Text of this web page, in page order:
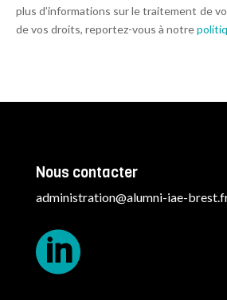
plus d’informations sur le traitement de
de vos droits, reportez-vous à notre
Nous contacter
administration@alumni-iae-
